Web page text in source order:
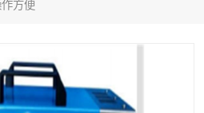
方便
定制红外加热实验设备